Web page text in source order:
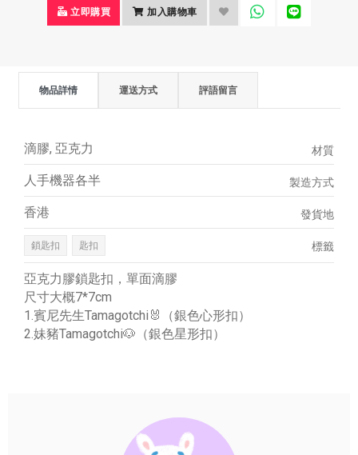
立即購買 加入購物車
物品詳情 運送方式 評語留言
材質
滴膠, 亞克力
製造方式
人手機器各半
發貨地
香港
標籤
鎖匙扣 匙扣
亞克力膠鎖匙扣，單面滴膠
尺寸大概7*7cm
1.賓尼先生Tamagotchi🐰（銀色心形扣）
2.妹豬Tamagotchi🐶（銀色星形扣）